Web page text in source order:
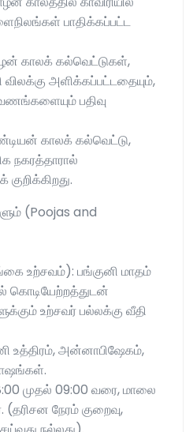
பாதிக்கப்பட்ட
காலக் கல்வெட்டுகள்,
விலக்கு அளிக்கப்பட்டதையும்,
பதிவு
காலக் கல்வெட்டு,
நகரத்தாரால்
(Poojas and
உற்சவம்): பங்குனி மாதம்
கொடியேற்றத்துடன்
உற்சவர் பல்லக்கு வீதி
உத்திரம், அன்னாபிஷேகம்,
முதல் 09:00 வரை, மாலை
நேரம் குறைவு,